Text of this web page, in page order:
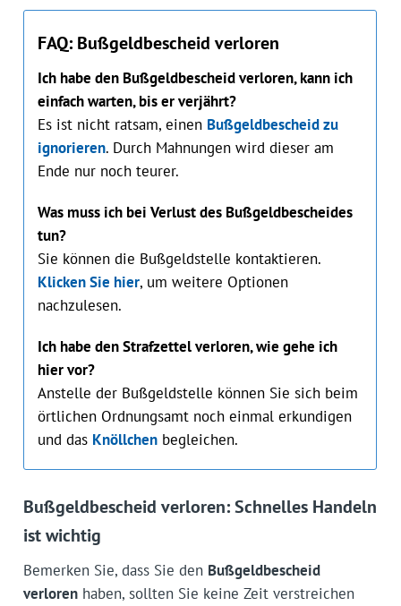
FAQ: Bußgeldbescheid verloren
Ich habe den Bußgeldbescheid verloren, kann ich
einfach warten, bis er verjährt?
Es ist nicht ratsam, einen Bußgeldbescheid zu
ignorieren. Durch Mahnungen wird dieser am
Ende nur noch teurer.
Was muss ich bei Verlust des Bußgeldbescheides
tun?
Sie können die Bußgeldstelle kontaktieren.
Klicken Sie hier, um weitere Optionen
nachzulesen.
Ich habe den Strafzettel verloren, wie gehe ich
hier vor?
Anstelle der Bußgeldstelle können Sie sich beim
örtlichen Ordnungsamt noch einmal erkundigen
und das Knöllchenbegleichen.
Bußgeldbescheid verloren: Schnelles Handeln
ist wichtig
Bemerken Sie, dass Sie den Bußgeldbescheid
verlorenhaben, sollten Sie keine Zeit verstreichen